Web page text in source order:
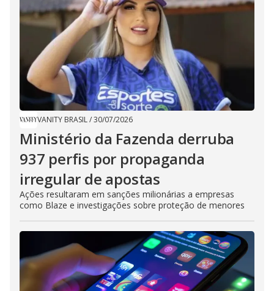
VANITY BRASIL/30/07/2026
Ministério da Fazenda derruba
937 perfis por propaganda
irregular de apostas
Ações resultaram em sanções milionárias a empresas
como Blaze e investigações sobre proteção de menores